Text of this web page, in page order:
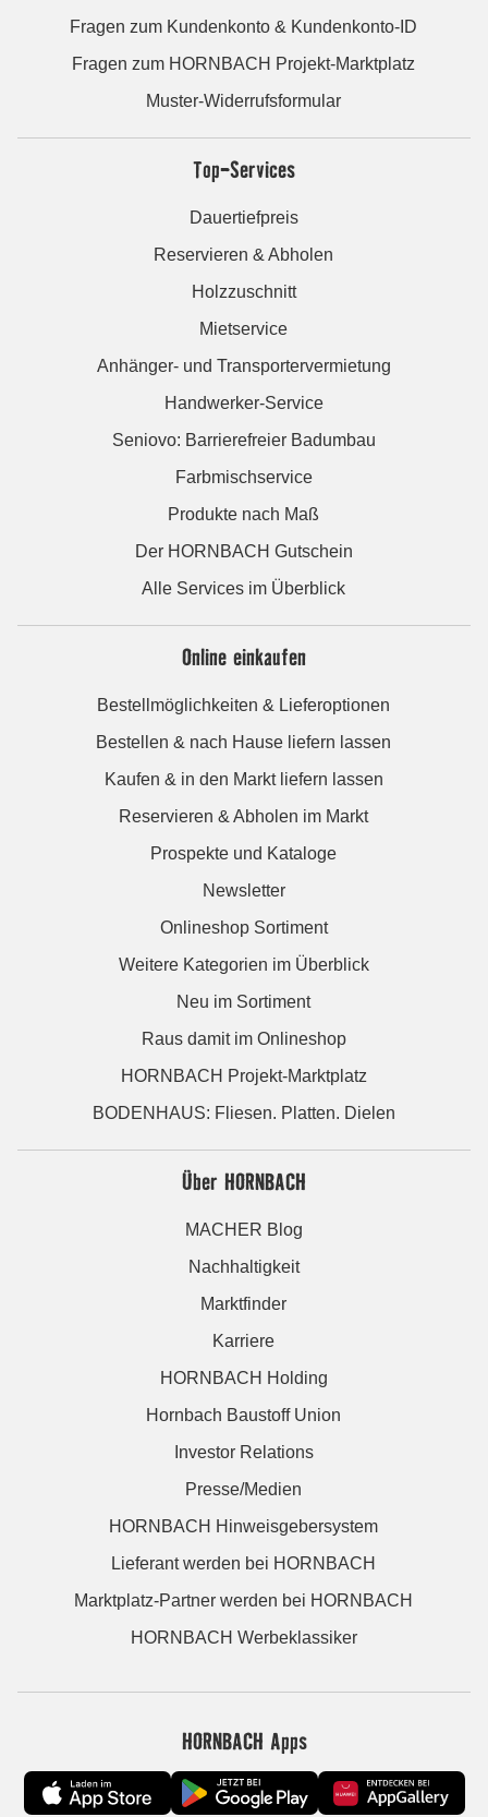
Fragen zum Kundenkonto & Kundenkonto-ID
Fragen zum HORNBACH Projekt-Marktplatz
Muster-Widerrufsformular
Top-Services
Dauertiefpreis
Reservieren & Abholen
Holzzuschnitt
Mietservice
Anhänger- und Transportervermietung
Handwerker-Service
Seniovo: Barrierefreier Badumbau
Farbmischservice
Produkte nach Maß
Der HORNBACH Gutschein
Alle Services im Überblick
Online einkaufen
Bestellmöglichkeiten & Lieferoptionen
Bestellen & nach Hause liefern lassen
Kaufen & in den Markt liefern lassen
Reservieren & Abholen im Markt
Prospekte und Kataloge
Newsletter
Onlineshop Sortiment
Weitere Kategorien im Überblick
Neu im Sortiment
Raus damit im Onlineshop
HORNBACH Projekt-Marktplatz
BODENHAUS: Fliesen. Platten. Dielen
Über HORNBACH
MACHER Blog
Nachhaltigkeit
Marktfinder
Karriere
HORNBACH Holding
Hornbach Baustoff Union
Investor Relations
Presse/Medien
HORNBACH Hinweisgebersystem
Lieferant werden bei HORNBACH
Marktplatz-Partner werden bei HORNBACH
HORNBACH Werbeklassiker
HORNBACH Apps